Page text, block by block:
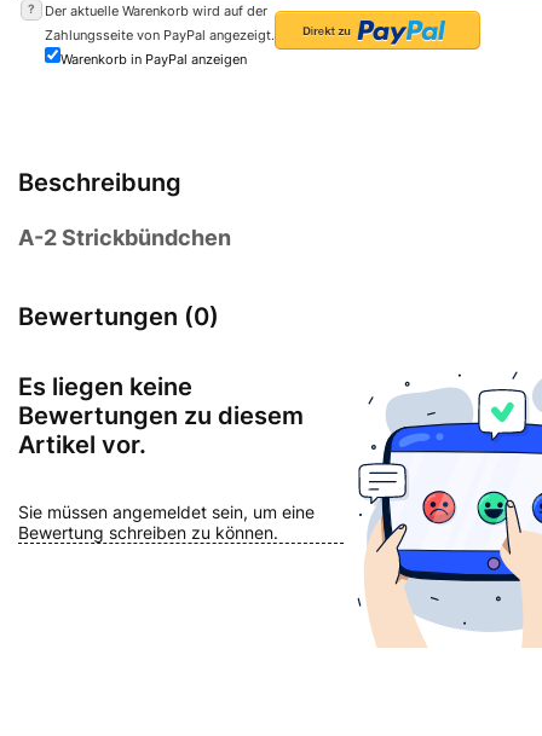
?
Der aktuelle Warenkorb wird auf der
Zahlungsseite von PayPal angezeigt.
Warenkorb in PayPal anzeigen
Beschreibung
A-2 Strickbündchen
Bewertungen (0)
Es liegen keine
Bewertungen zu diesem
Artikel vor.
Sie müssen angemeldet sein, um eine
Bewertung schreiben zu können.